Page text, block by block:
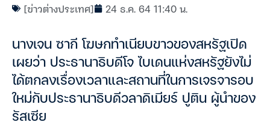
[ข่าวต่างประเทศ] 24 ธ.ค. 64 11:40 น.
นางเจน ซากี โฆษกทำเนียบขาวของสหรัฐเปิด
เผยว่า ประธานาธิบดีโจ ไบเดนแห่งสหรัฐยังไม่
ได้ตกลงเรื่องเวลาและสถานที่ในการเจรจารอบ
ใหม่กับประธานาธิบดีวลาดิเมียร์ ปูติน ผู้นำของ
รัสเซีย